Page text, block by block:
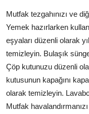
Mutfak tezgahınızı ve
Yemek hazırlarken
eşyaları düzenli olarak
temizleyin. Bulaşık
Çöp kutunuzu düzenli
kutusunun kapağını
olarak temizleyin.
Mutfak